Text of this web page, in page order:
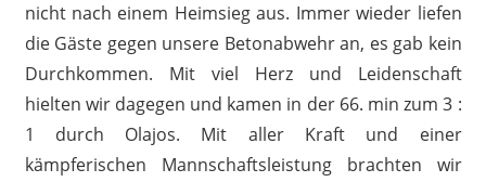
nicht nach einem Heimsieg aus. Immer wieder liefen
die Gäste gegen unsere Betonabwehr an, es gab kein
Durchkommen. Mit viel Herz und Leidenschaft
hielten wir dagegen und kamen in der 66. min zum 3 :
1 durch Olajos. Mit aller Kraft und einer
kämpferischen Mannschaftsleistung brachten wir